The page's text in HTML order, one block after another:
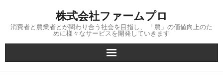
content
株式会社ファームプロ
消費者と農業者とが関わり合う社会を目指し、 「農」の価値向上のた
めに様々なサービスを開発していきます